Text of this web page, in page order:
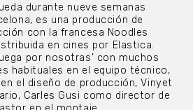
durante nueve semanas
es una producción de
con la francesa Noodles
en cines por Elastica.
por nosotras’ con muchos
habituales en el equipo técnico,
el diseño de producción, Vinyet
Carles Gusi como director de